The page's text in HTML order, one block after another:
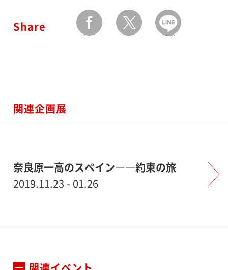
Share
関連企画展
奈良原一高のスペイン――約束の旅
2019.11.23 - 01.26
関連イベント